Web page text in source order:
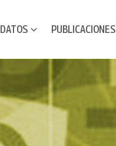
DATOS PUBLICACIONES